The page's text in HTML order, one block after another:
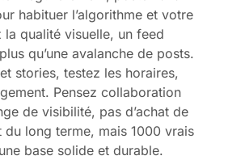
habituer l’algorithme et votre
la qualité visuelle, un feed
qu’une avalanche de posts.
stories, testez les horaires,
Pensez collaboration
de visibilité, pas d’achat de
du long terme, mais 1000 vrais
base solide et durable.